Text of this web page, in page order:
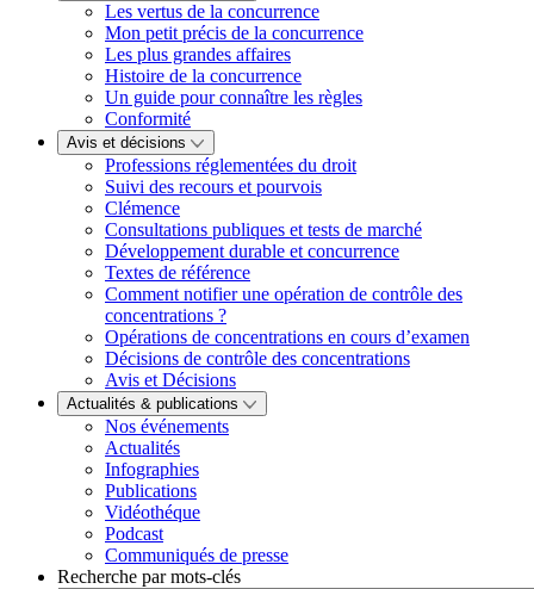
Les vertus de la concurrence
Mon petit précis de la concurrence
Les plus grandes affaires
Histoire de la concurrence
Un guide pour connaître les règles
Conformité
Avis et décisions
Professions réglementées du droit
Suivi des recours et pourvois
Clémence
Consultations publiques et tests de marché
Développement durable et concurrence
Textes de référence
Comment notifier une opération de contrôle des
concentrations ?
Opérations de concentrations en cours d’examen
Décisions de contrôle des concentrations
Avis et Décisions
Actualités & publications
Nos événements
Actualités
Infographies
Publications
Vidéothéque
Podcast
Communiqués de presse
Recherche par mots-clés